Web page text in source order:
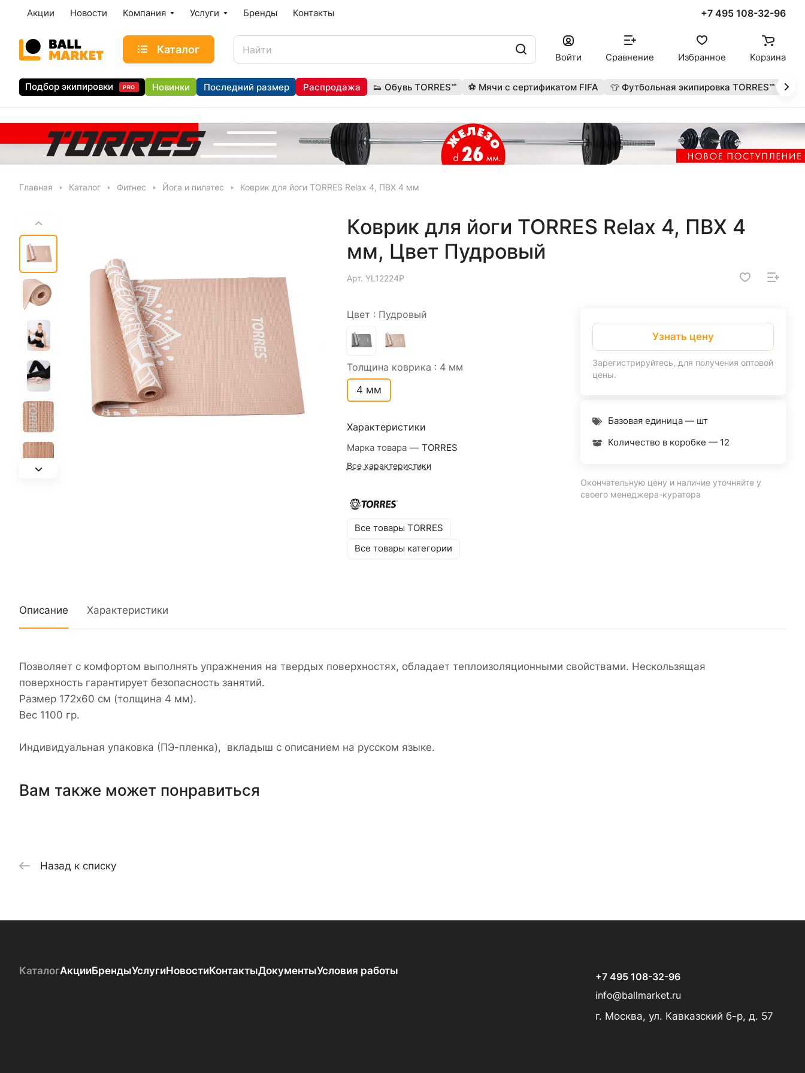
Акции Новости Компания Услуги Бренды Контакты +7 495 108-32-96
Каталог
Войти Сравнение Избранное Корзина
Подбор экипировки PRO Новинки Последний размер Распродажа 👟 Обувь TORRES™ ⚽ Мячи с сертификатом FIFA 👕 Футбольная экипировка TORRES™ 🔥
Главная Каталог Фитнес Йога и пилатес Коврик для йоги TORRES Relax 4, ПВХ 4 мм
Коврик для йоги TORRES Relax 4, ПВХ 4
мм, Цвет Пудровый
Арт. YL12224P
Цвет : Пудровый
Толщина коврика : 4 мм
4 мм
Характеристики
Марка товара — TORRES
Все характеристики
Все товары TORRES
Все товары категории
Узнать цену
Зарегистрируйтесь, для получения оптовой
цены.
Базовая единица — шт
Количество в коробке — 12
Окончательную цену и наличие уточняйте у
своего менеджера-куратора
Описание Характеристики
Позволяет с комфортом выполнять упражнения на твердых поверхностях, обладает теплоизоляционными свойствами. Нескользящая
поверхность гарантирует безопасность занятий.
Размер 172х60 см (толщина 4 мм).
Вес 1100 гр.
Индивидуальная упаковка (ПЭ-пленка), вкладыш с описанием на русском языке.
Вам также может понравиться
Назад к списку
КаталогАкцииБрендыУслугиНовостиКонтактыДокументыУсловия работы
+7 495 108-32-96
info@ballmarket.ru
г. Москва, ул. Кавказский б-р, д. 57